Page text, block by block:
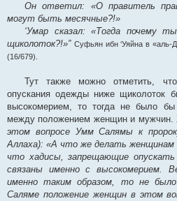
Он ответил: «О правитель
могут быть месячные?!»
‘Умар сказал: «Тогда почему
щиколоток?!»” Суфьян ибн ‘Уяйна в «аль-
(16/679).
Тут также можно отметить,
опускания одежды ниже щиколоток
высокомерием, то тогда не было
между положением женщин и мужчин.
этом вопросе Умм Салямы к
Аллаха): «А что же делать женщинам
что хадисы, запрещающие
связаны именно с высокомерием.
именно таким образом, то не
Саляме положение женщин в этом